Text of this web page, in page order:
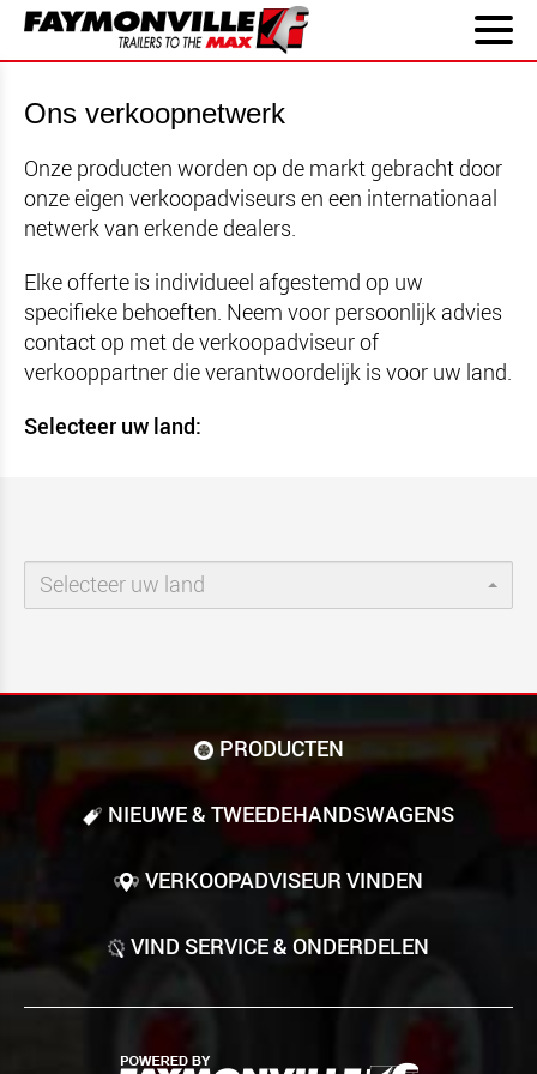
Ons verkoopnetwerk
Onze producten worden op de markt gebracht door
onze eigen verkoopadviseurs en een internationaal
netwerk van erkende dealers.
Elke offerte is individueel afgestemd op uw
specifieke behoeften. Neem voor persoonlijk advies
contact op met de verkoopadviseur of
verkooppartner die verantwoordelijk is voor uw land.
Selecteer uw land:
Selecteer uw land
PRODUCTEN
NIEUWE & TWEEDE­HANDS­WAGENS
VERKOOPADVISEUR VINDEN
VIND SERVICE & ONDERDELEN